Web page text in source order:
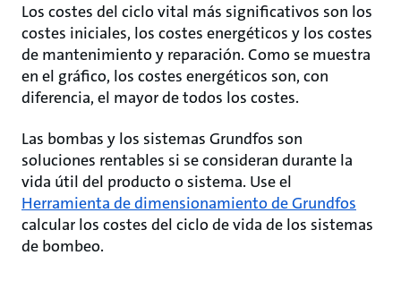
Los costes del ciclo vital más significativos son los
costes iniciales, los costes energéticos y los costes
de mantenimiento y reparación. Como se muestra
en el gráfico, los costes energéticos son, con
diferencia, el mayor de todos los costes.
Las bombas y los sistemas Grundfos son
soluciones rentables si se consideran durante la
vida útil del producto o sistema. Use el
Herramienta de dimensionamiento de Grundfos
calcular los costes del ciclo de vida de los sistemas
de bombeo.